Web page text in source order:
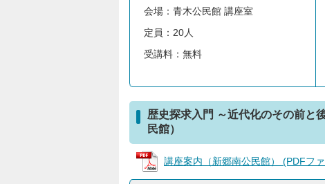
会場：青木公民館 講座室
定員：20人
受講料：無料
歴史探求入門 ～近代化のその前と
民館）
講座案内（新郷南公民館） (PDFフ